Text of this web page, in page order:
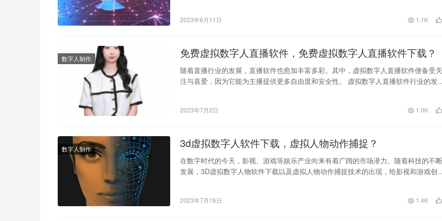
2023年6月11日 1.1K
数字人制作 免费虚拟数字人直播软件，免费虚拟数字人直播软件下载？
随着直播行业的发展，直播软件也愈加丰富多彩。其中，虚拟数字人直播软件便备受关
注与喜爱，因为它能为主播提供更多自由度和安全性。 虚拟数字人直播软件行业的发
2023年7月2日 1.0K
数字人制作 3d虚拟数字人软件下载，虚拟人物动作捕捉？
在数字时代的今天，影视、游戏等娱乐产业向来有着广阔的市场潜力。随着科技的不断
发展，3D虚拟数字人物软件下载以及虚拟人物动作捕捉技术的出现，给影视和游戏创
2023年7月16日 1.4K